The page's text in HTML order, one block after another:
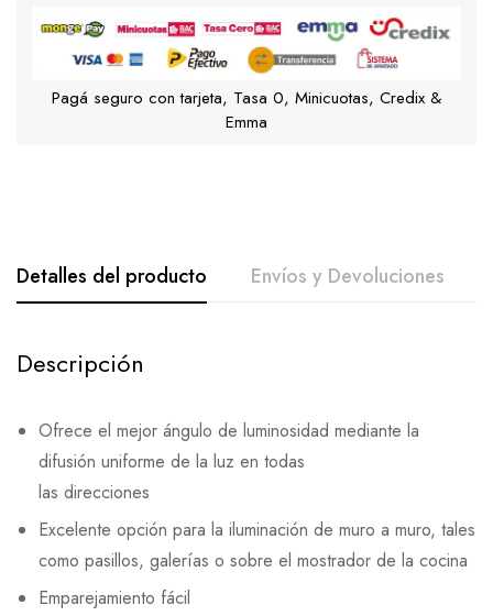
Pagá seguro con tarjeta, Tasa 0, Minicuotas, Credix &
Emma
Detalles del producto Envíos y Devoluciones
Descripción
Ofrece el mejor ángulo de luminosidad mediante la
difusión uniforme de la luz en todas
las direcciones
Excelente opción para la iluminación de muro a muro, tales
como pasillos, galerías o sobre el mostrador de la cocina
Emparejamiento fácil